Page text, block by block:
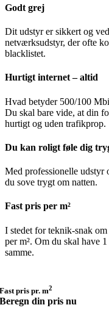
Godt grej
Dit udstyr er sikkert og
netværksudstyr, der ofte
blacklistet.
Hurtigt internet – altid
Hvad betyder 500/100
Du skal bare vide, at din
hurtigt og uden trafikprop.
Du kan roligt føle dig
Med professionelle udstyr
du sove trygt om natten.
Fast pris per m²
I stedet for teknik-snak
per m². Om du skal have
samme.
Fast pris pr. m2
Beregn din pris nu